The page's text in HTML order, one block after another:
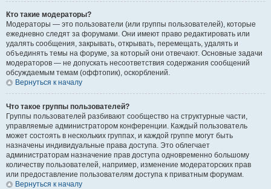
Кто такие модераторы?
Модераторы — это пользователи (или группы пользователей), которые
ежедневно следят за форумами. Они имеют право редактировать или
удалять сообщения, закрывать, открывать, перемещать, удалять и
объединять темы на форуме, за который они отвечают. Основные задачи
модераторов — не допускать несоответствия содержания сообщений
обсуждаемым темам (оффтопик), оскорблений.
Вернуться к началу
Что такое группы пользователей?
Группы пользователей разбивают сообщество на структурные части,
управляемые администратором конференции. Каждый пользователь
может состоять в нескольких группах, и каждой группе могут быть
назначены индивидуальные права доступа. Это облегчает
администраторам назначение прав доступа одновременно большому
количеству пользователей, например, изменение модераторских прав
или предоставление пользователям доступа к приватным форумам.
Вернуться к началу